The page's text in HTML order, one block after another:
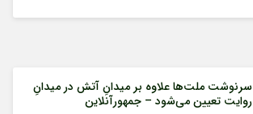
سرنوشت ملت‌ها علاوه بر میدانِ آتش در میدانِ
روایت تعیین می‌شود – جمهورآنلاین